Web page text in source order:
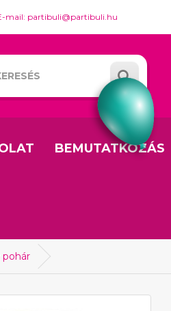
mail: partibuli@partibuli.hu
BEMUTATKOZÁS
pohár